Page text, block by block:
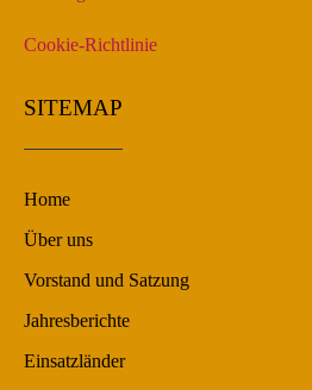
Cookie-Richtlinie
SITEMAP
Home
Über uns
Vorstand und Satzung
Jahresberichte
Einsatzländer